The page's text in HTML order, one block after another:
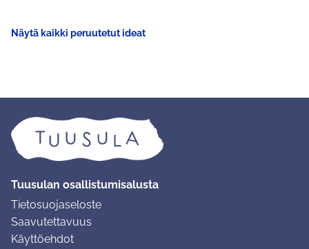
Näytä kaikki peruutetut ideat
Tuusulan osallistumisalusta
Tietosuojaseloste
Saavutettavuus
Käyttöehdot